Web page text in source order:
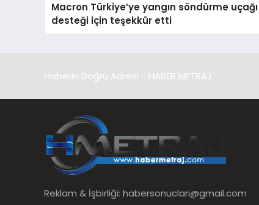
Macron Türkiye’ye yangın söndürme uçağı
desteği için teşekkür etti
Haberin Doğru Adresi - HABER METRAJ
Reklam & İşbirliği: habersonuclari@gmail.com